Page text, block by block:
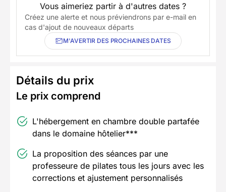
Vous aimeriez partir à d'autres dates ?
Créez une alerte et nous préviendrons par e-mail en
cas d'ajout de nouveaux départs
M'AVERTIR DES PROCHAINES DATES
Détails du prix
Le prix comprend
L'hébergement en chambre double partafée
dans le domaine hôtelier***
La proposition des séances par une
professeure de pilates tous les jours avec les
corrections et ajustement personnalisés